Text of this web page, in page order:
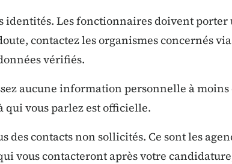
identités. Les fonctionnaires doivent porter
contactez les organismes concernés
vérifiés.
aucune information personnelle à moins
qui vous parlez est officielle.
des contacts non sollicités. Ce sont les
vous contacteront après votre